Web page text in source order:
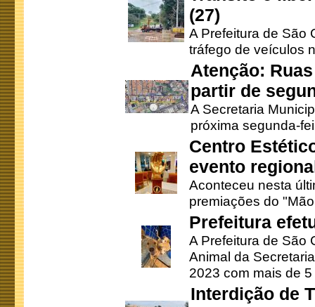
(27)
A Prefeitura de São
tráfego de veículos
Atenção:
partir de
A Secretaria
próxima segunda-
Centro
evento
Aconteceu nesta
premiações do
Prefeitura
A Prefeitura de São
Animal da
2023 com mais de 5
Interdição de